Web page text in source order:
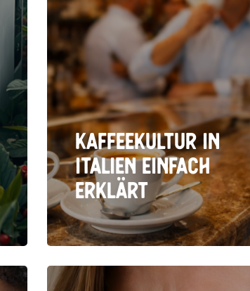
Kaffeekultur in
Italien einfach
erklärt